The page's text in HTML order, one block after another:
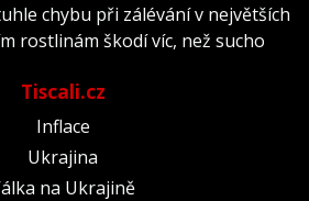
chybu při zálévání v největších
rostlinám škodí víc, než sucho
Tiscali.cz
Inflace
Ukrajina
na Ukrajině